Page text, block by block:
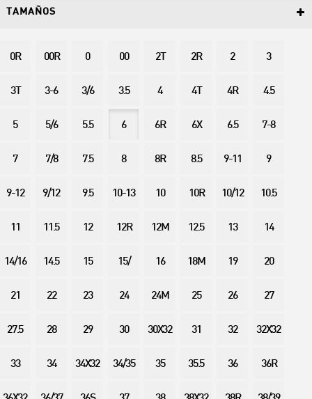
TAMAÑOS
0R 00R 0 00 2T 2R 2 3
3T 3-6 3/6 3.5 4 4T 4R 4.5
5 5/6 5.5 6 6R 6X 6.5 7-8
7 7/8 7.5 8 8R 8.5 9-11 9
9-12 9/12 9.5 10-13 10 10R 10/12 10.5
11 11.5 12 12R 12M 12.5 13 14
14/16 14.5 15 15/ 16 18M 19 20
21 22 23 24 24M 25 26 27
27.5 28 29 30 30X32 31 32 32X32
33 34 34X32 34/35 35 35.5 36 36R